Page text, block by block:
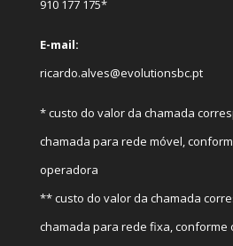
910 177 175*
E-mail:
ricardo.alves@evolutionsbc.pt
* custo do valor da chamada
chamada para rede móvel,
operadora
** custo do valor da chamada
chamada para rede fixa, conforme